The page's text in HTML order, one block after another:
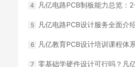
4 凡亿电路PCB制板能力总览：2-30层全品类制
5 凡亿电路PCB设计服务全面介绍：从原理图到Gerber
6 凡亿教育PCB设计培训课程体系全解析，从入门到
7 零基础学硬件设计可行吗？凡亿教育的学习